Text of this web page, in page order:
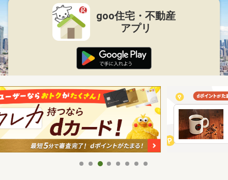
goo住宅・不動産
アプリ